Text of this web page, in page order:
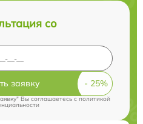
со
заявку
Вы соглашаетесь cполитикой